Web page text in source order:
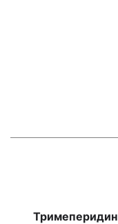
Тримеперидин